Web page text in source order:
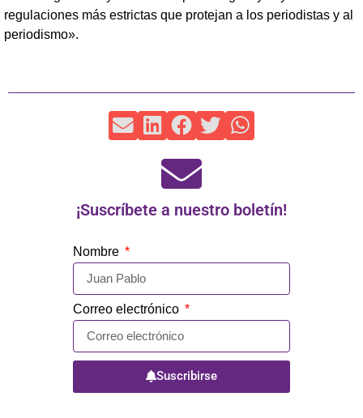
regulaciones más estrictas que protejan a los periodistas y al
periodismo».
¡Suscríbete a nuestro boletín!
Nombre
Correo electrónico
Suscribirse